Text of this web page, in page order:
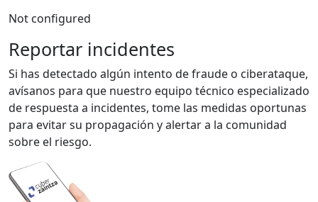
Not configured
Reportar incidentes
Si has detectado algún intento de fraude o ciberataque,
avísanos para que nuestro equipo técnico especializado
de respuesta a incidentes, tome las medidas oportunas
para evitar su propagación y alertar a la comunidad
sobre el riesgo.